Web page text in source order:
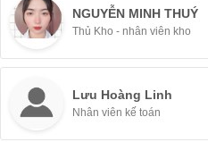
NGUYỄN MINH THUÝ
Thủ Kho - nhân viên kho
Lưu Hoàng Linh
Nhân viên kế toán